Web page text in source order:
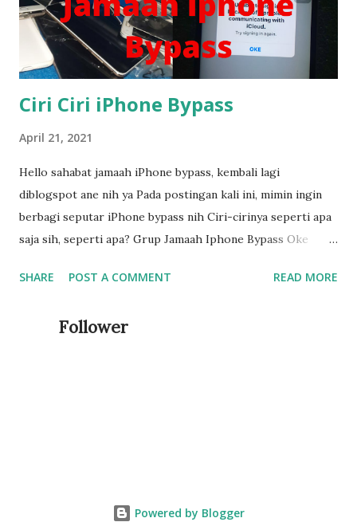
menggunakan VPN, nonaktifkan sementara . Apple sangat
ketat terhadap alamat IP asing saat pendaftaran ...
Ciri Ciri iPhone Bypass
April 21, 2021
Hello sahabat jamaah iPhone bypass, kembali lagi
diblogspot ane nih ya Pada postingan kali ini, mimin ingin
berbagi seputar iPhone bypass nih Ciri-cirinya seperti apa
saja sih, seperti apa? Grup Jamaah Iphone Bypass Oke
ya, terutama yang memebli bekas yang tempatnya kurang
temen-temen 1. Pastikan cek imei ya, karena ini
mungkin penjual bisa saja berbica itu soal ic base band,
SHARE POST A COMMENT READ MORE
Follower
Powered by Blogger